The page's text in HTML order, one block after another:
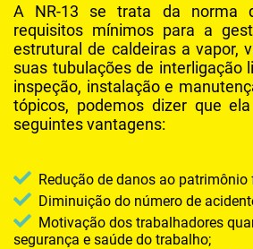
MANUTENÇÃO EM COMPRESSOR
MANUTENÇÃO EM COMPRESSORES DE
MANUTENÇÃO EM LAVADORA DE ALTA
MANUTENÇÃO PREVENTIVA
REDE DE AR INDUSTRIAL
SERVIÇO DE MANUTENÇÃO EM
A NR-13 se trata da norma
requisitos mínimos para a
estrutural de caldeiras a vapor,
suas tubulações de interligação
inspeção, instalação e
tópicos, podemos dizer que
seguintes vantagens:
Redução de danos ao
Diminuição do número de
Motivação dos trabalhadores
segurança e saúde do trabalho;